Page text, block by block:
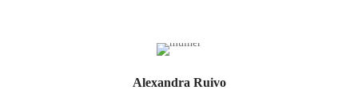
Alexandra Ruivo